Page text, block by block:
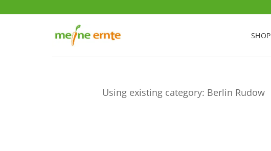
SHOP
Using existing category: Berlin Rudow